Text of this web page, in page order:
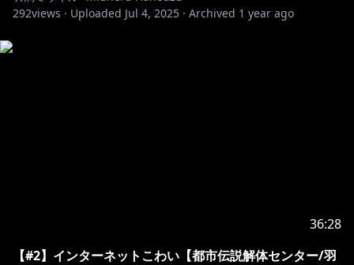
292views · Uploaded Jul 4, 2025 · Archived 1 year ago
36:28
【#2】インターネットこわい【都市伝説解体センター/羽